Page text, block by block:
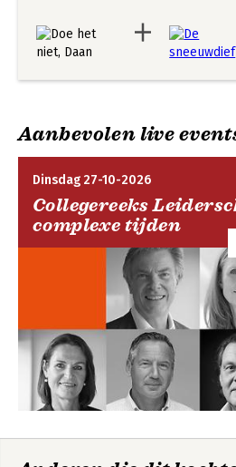
Aanbevolen live
Dinsdag 27-10-2026
Collegereeks
complexe tijden